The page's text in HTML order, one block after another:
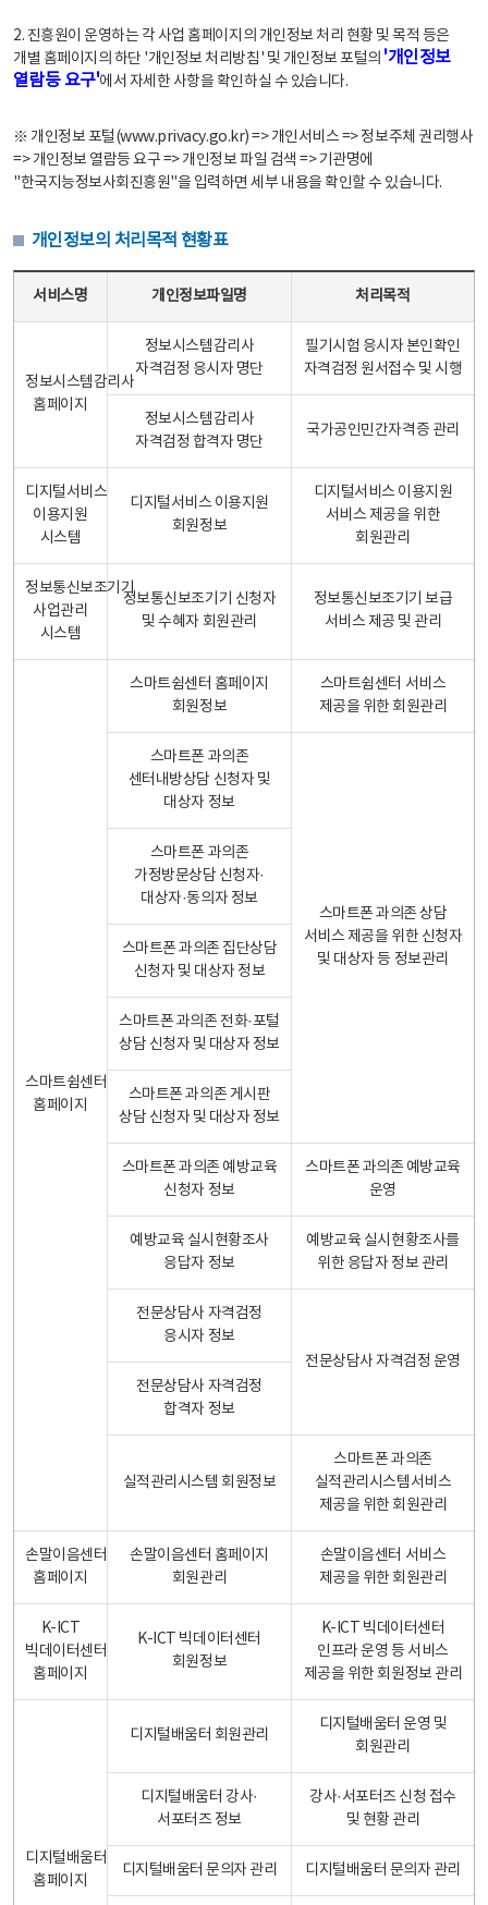
2. 진흥원이 운영하는 각 사업 홈페이지의 개인정보 처리 현황 및 목적 등은
개별 홈페이지의 하단 '개인정보 처리방침' 및 개인정보 포털의 '개인정보
열람등 요구'에서 자세한 사항을 확인하실 수 있습니다.
※ 개인정보 포털(www.privacy.go.kr) => 개인서비스 => 정보주체 권리행사
=> 개인정보 열람등 요구 => 개인정보 파일 검색 => 기관명에
"한국지능정보사회진흥원"을 입력하면 세부 내용을 확인할 수 있습니다.
개인정보의 처리목적 현황표
서비스명 개인정보파일명 처리목적
정보시스템감리사
홈페이지
정보시스템감리사
자격검정 응시자 명단
필기시험 응시자 본인확인
자격검정 원서접수 및 시행
정보시스템감리사
자격검정 합격자 명단
국가공인민간자격증 관리
디지털서비스
이용지원
시스템
디지털서비스 이용지원
회원정보
디지털서비스 이용지원
서비스 제공을 위한
회원관리
정보통신보조기기
사업관리
시스템
정보통신보조기기 신청자
및 수혜자 회원관리
정보통신보조기기 보급
서비스 제공 및 관리
스마트쉼센터
홈페이지
스마트쉼센터 홈페이지
회원정보
스마트쉼센터 서비스
제공을 위한 회원관리
스마트폰 과의존
센터내방상담 신청자 및
대상자 정보
스마트폰 과의존 상담
서비스 제공을 위한 신청자
및 대상자 등 정보관리
스마트폰 과의존
가정방문상담 신청자·
대상자·동의자 정보
스마트폰 과의존 집단상담
신청자 및 대상자 정보
스마트폰 과의존 전화·포털
상담 신청자 및 대상자 정보
스마트폰 과의존 게시판
상담 신청자 및 대상자 정보
스마트폰 과의존 예방교육
신청자 정보
스마트폰 과의존 예방교육
운영
예방교육 실시현황조사
응답자 정보
예방교육 실시현황조사를
위한 응답자 정보 관리
전문상담사 자격검정
응시자 정보
전문상담사 자격검정 운영
전문상담사 자격검정
합격자 정보
실적관리시스템 회원정보
스마트폰 과의존
실적관리시스템서비스
제공을 위한 회원관리
손말이음센터
홈페이지
손말이음센터 홈페이지
회원관리
손말이음센터 서비스
제공을 위한 회원관리
K-ICT
빅데이터센터
홈페이지
K-ICT 빅데이터센터
회원정보
K-ICT 빅데이터센터
인프라 운영 등 서비스
제공을 위한 회원정보 관리
디지털배움터
홈페이지
디지털배움터 회원관리
디지털배움터 운영 및
회원관리
디지털배움터 강사·
서포터즈 정보
강사·서포터즈 신청 접수
및 현황 관리
디지털배움터 문의자 관리 디지털배움터 문의자 관리